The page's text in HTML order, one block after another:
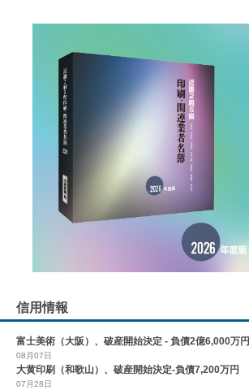
信用情報
富士美術（大阪）、破産開始決定 - 負債2億6,000万円
08月07日
大黄印刷（和歌山）、破産開始決定-負債7,200万円
07月28日